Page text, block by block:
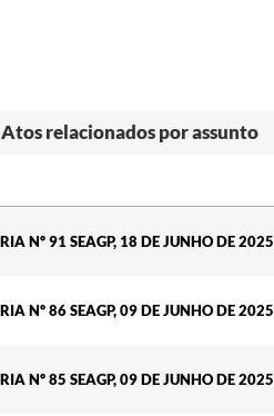
Atos relacionados por assunto
Nº 91 SEAGP, 18 DE JUNHO DE 2025
Nº 86 SEAGP, 09 DE JUNHO DE 2025
Nº 85 SEAGP, 09 DE JUNHO DE 2025